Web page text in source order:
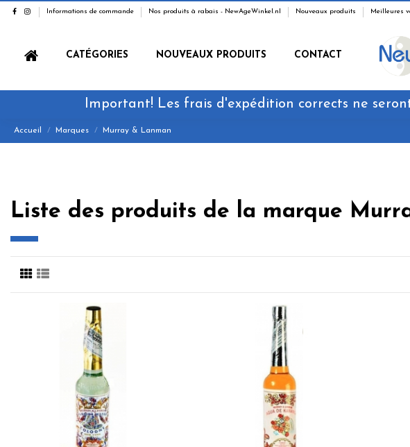
Informations de commande Nos produits à rabais - NewAgeWinkel.nl Nouveaux produits Meilleures
CATÉGORIES NOUVEAUX PRODUITS CONTACT
Important! Les frais d'expédition corrects ne
Accueil Marques Murray & Lanman
Liste des produits de la marque